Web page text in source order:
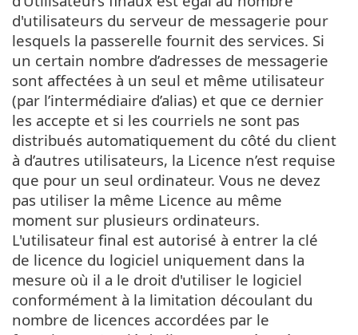
d'utilisateurs du serveur de messagerie pour
lesquels la passerelle fournit des services. Si
un certain nombre d’adresses de messagerie
sont affectées à un seul et même utilisateur
(par l’intermédiaire d’alias) et que ce dernier
les accepte et si les courriels ne sont pas
distribués automatiquement du côté du client
à d’autres utilisateurs, la Licence n’est requise
que pour un seul ordinateur. Vous ne devez
pas utiliser la même Licence au même
moment sur plusieurs ordinateurs.
L'utilisateur final est autorisé à entrer la clé
de licence du logiciel uniquement dans la
mesure où il a le droit d'utiliser le logiciel
conformément à la limitation découlant du
nombre de licences accordées par le